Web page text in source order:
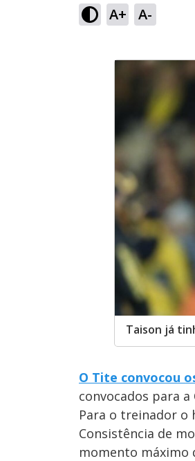
A+ A-
Taison já
O Tite convocou
convocados para a
Para o treinador o
Consistência de
momento máximo